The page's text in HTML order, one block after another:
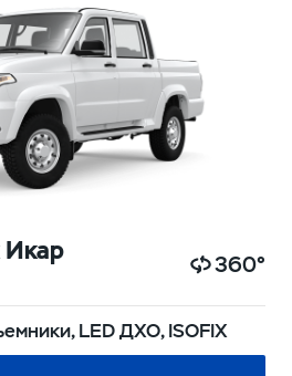
Икар 360°
LED ДХО, ISOFIX